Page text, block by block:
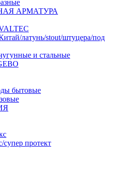
АРМАТУРА
латунь/stout/штуцера/под
и стальные
бытовые
супер протект